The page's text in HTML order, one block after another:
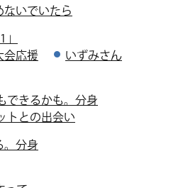
ないでいたら
会応援
いずみさん
できるかも。分身
トとの出会い
。分身